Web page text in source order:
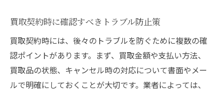
買取契約時に確認すべきトラブル防止策
買取契約時には、後々のトラブルを防ぐために複数の確
認ポイントがあります。まず、買取金額や支払い方法、
買取品の状態、キャンセル時の対応について書面やメー
ルで明確にしておくことが大切です。業者によっては、